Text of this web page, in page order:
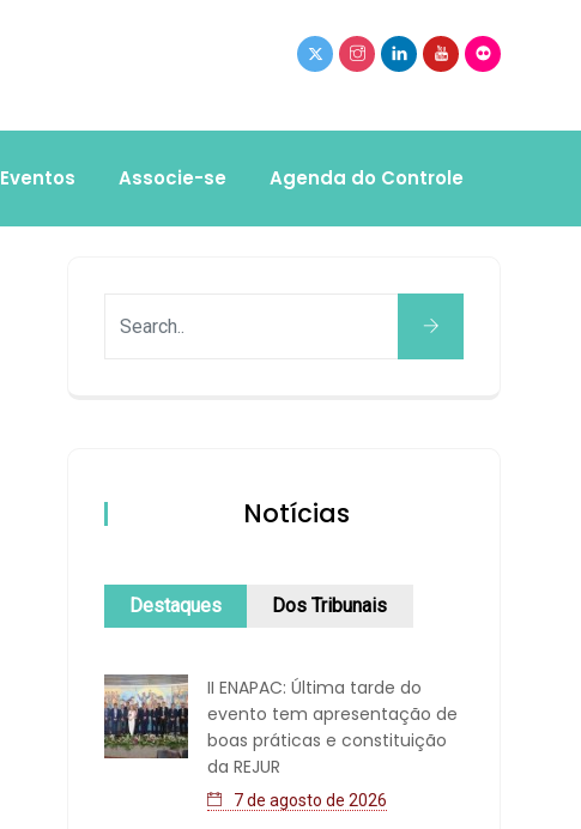
Eventos Associe-se Agenda do Controle
Notícias
Destaques Dos Tribunais
II ENAPAC: Última tarde do
evento tem apresentação de
boas práticas e constituição
da REJUR
7 de agosto de 2026